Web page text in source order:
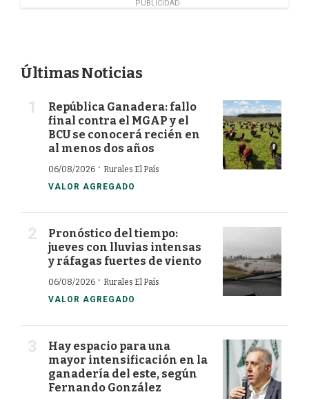
PUBLICIDAD
Últimas Noticias
República Ganadera: fallo
final contra el MGAP y el
BCU se conocerá recién en
al menos dos años
06/08/2026 · Rurales El País
VALOR AGREGADO
Pronóstico del tiempo:
jueves con lluvias intensas
y ráfagas fuertes de viento
06/08/2026 · Rurales El País
VALOR AGREGADO
Hay espacio para una
mayor intensificación en la
ganadería del este, según
Fernando González